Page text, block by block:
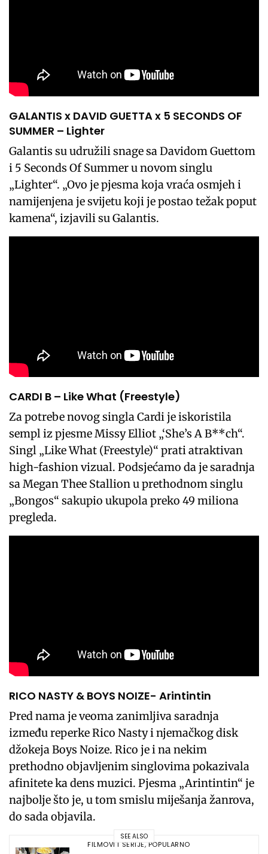
GALANTIS x DAVID GUETTA x 5 SECONDS OF
SUMMER – Lighter
Galantis su udružili snage sa Davidom Guettom
i 5 Seconds Of Summer u novom singlu
„Lighter“. „Ovo je pjesma koja vraća osmjeh i
namijenjena je svijetu koji je postao težak poput
kamena“, izjavili su Galantis.
CARDI B – Like What (Freestyle)
Za potrebe novog singla Cardi je iskoristila
sempl iz pjesme Missy Elliot „‘She’s A B**ch“.
Singl „Like What (Freestyle)“ prati atraktivan
high-fashion vizual. Podsjećamo da je saradnja
sa Megan Thee Stallion u prethodnom singlu
„Bongos“ sakupio ukupola preko 49 miliona
pregleda.
RICO NASTY & BOYS NOIZE- Arintintin
Pred nama je veoma zanimljiva saradnja
između reperke Rico Nasty i njemačkog disk
džokeja Boys Noize. Rico je i na nekim
prethodno objavljenim singlovima pokazivala
afinitete ka dens muzici. Pjesma „Arintintin“ je
najbolje što je, u tom smislu miješanja žanrova,
do sada objavila.
SEE ALSO
FILMOVI I SERIJE, POPULARNO